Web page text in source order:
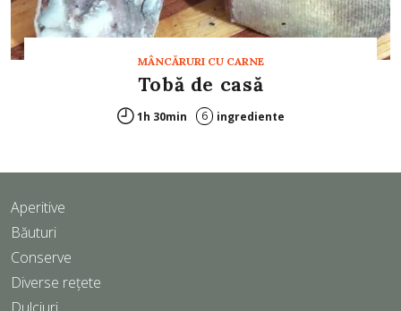
MÂNCĂRURI CU CARNE
Tobă de casă
1h 30min 6 ingrediente
Aperitive
Băuturi
Conserve
Diverse rețete